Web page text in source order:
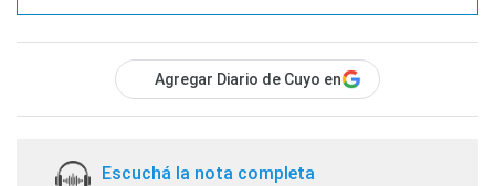
Agregar Diario de Cuyo en
Escuchá la nota completa